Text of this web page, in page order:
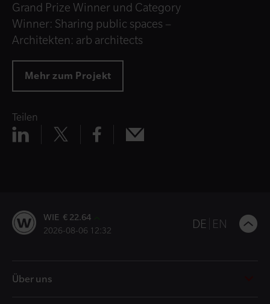
Grand Prize Winner und Category
Winner: Sharing public spaces –
Architekten: arb architects
Mehr zum Projekt
Teilen
Teilen
linkedin
TeilenTeilen
facebook
WIE € 22.64
2026-08-06 12:32 DE EN
Über uns